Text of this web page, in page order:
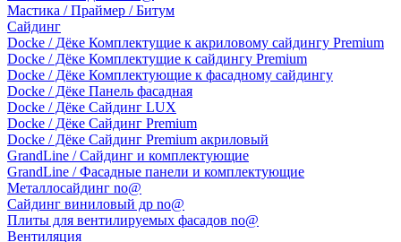
Мастика / Праймер / Битум
Сайдинг
Docke / Дёке Комплектущие к акриловому сайдингу Premium
Docke / Дёке Комплектущие к сайдингу Premium
Docke / Дёке Комплектующие к фасадному сайдингу
Docke / Дёке Панель фасадная
Docke / Дёке Сайдинг LUX
Docke / Дёке Сайдинг Premium
Docke / Дёке Сайдинг Premium акриловый
GrandLine / Сайдинг и комплектующие
GrandLine / Фасадные панели и комплектующие
Металлосайдинг no@
Сайдинг виниловый др no@
Плиты для вентилируемых фасадов no@
Вентиляция